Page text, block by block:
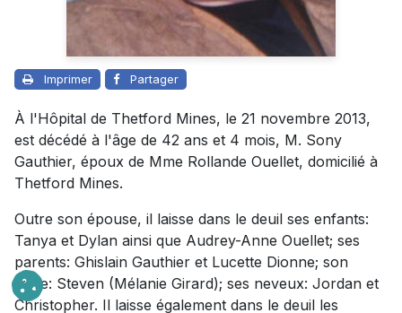
Imprimer Partager
À l'Hôpital de Thetford Mines, le 21 novembre 2013,
est décédé à l'âge de 42 ans et 4 mois, M. Sony
Gauthier, époux de Mme Rollande Ouellet, domicilié à
Thetford Mines.
Outre son épouse, il laisse dans le deuil ses enfants:
Tanya et Dylan ainsi que Audrey-Anne Ouellet; ses
parents: Ghislain Gauthier et Lucette Dionne; son
frère: Steven (Mélanie Girard); ses neveux: Jordan et
Christopher. Il laisse également dans le deuil les